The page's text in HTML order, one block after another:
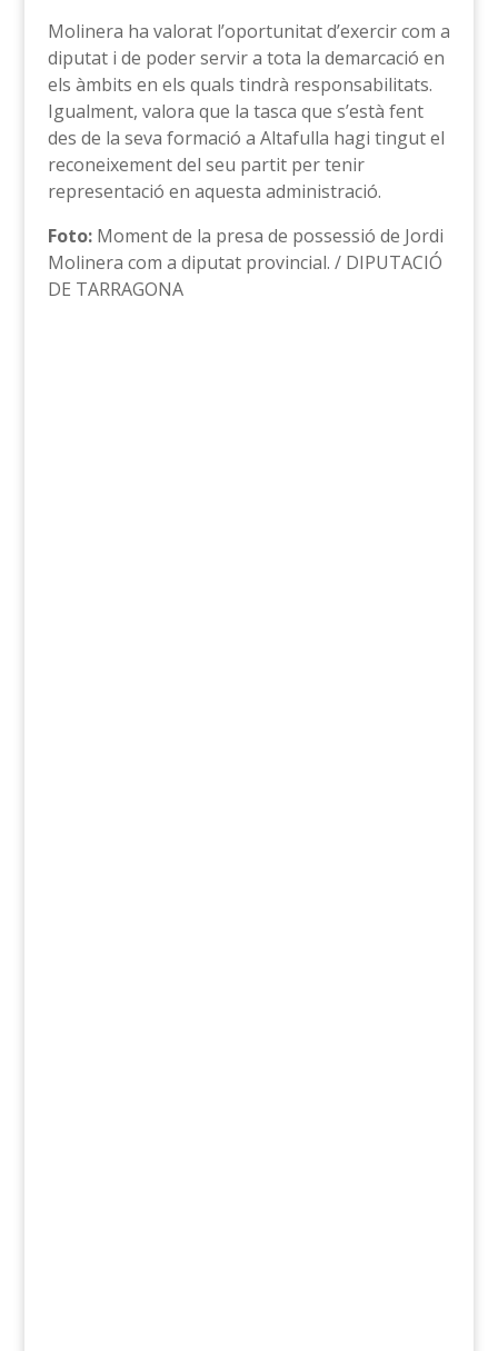
Molinera ha valorat l’oportunitat d’exercir com a
diputat i de poder servir a tota la demarcació en
els àmbits en els quals tindrà responsabilitats.
Igualment, valora que la tasca que s’està fent
des de la seva formació a Altafulla hagi tingut el
reconeixement del seu partit per tenir
representació en aquesta administració.
Foto:Moment de la presa de possessió de Jordi
Molinera com a diputat provincial. / DIPUTACIÓ
DE TARRAGONA